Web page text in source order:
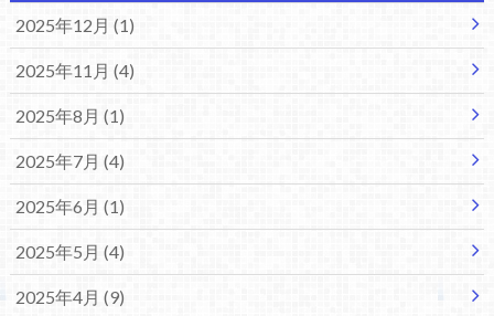
2025年12月 (1)
2025年11月 (4)
2025年8月 (1)
2025年7月 (4)
2025年6月 (1)
2025年5月 (4)
2025年4月 (9)